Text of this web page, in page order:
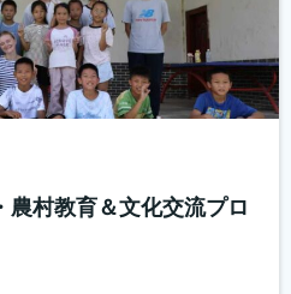
農村教育＆文化交流プロ